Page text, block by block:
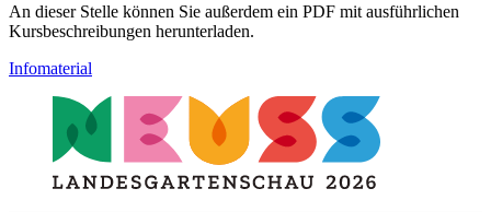
An dieser Stelle können Sie außerdem ein PDF mit ausführlichen
Kursbeschreibungen herunterladen.
Infomaterial